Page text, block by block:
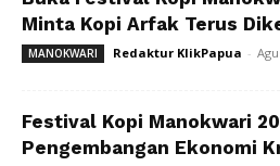
Minta Kopi Arfak Terus
MANOKWARI Redaktur KlikPapua -
Festival Kopi Manokwari
Pengembangan Ekonomi